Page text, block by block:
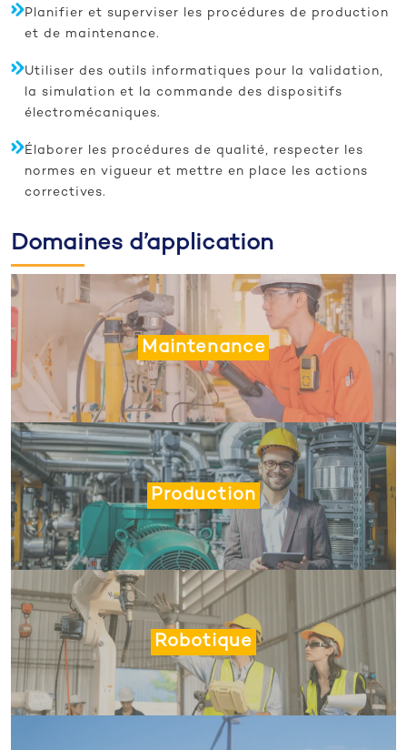
Planifier et superviser les procédures de production
et de maintenance.
Utiliser des outils informatiques pour la validation,
la simulation et la commande des dispositifs
électromécaniques.
Élaborer les procédures de qualité, respecter les
normes en vigueur et mettre en place les actions
correctives.
Domaines d’application
Maintenance
Production
Robotique